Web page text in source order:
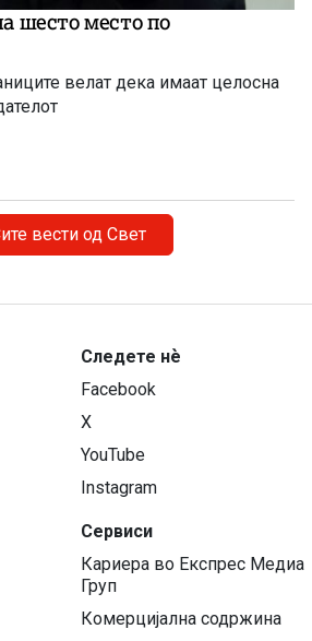
место по
велат дека имаат целосна
вести од Свет
Следете нѐ
Facebook
X
YouTube
Instagram
Сервиси
Кариера во Експрес Медиа
Груп
Комерцијална содржина